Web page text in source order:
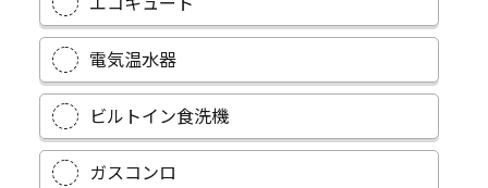
電気温水器
ビルトイン食洗機
ガスコンロ